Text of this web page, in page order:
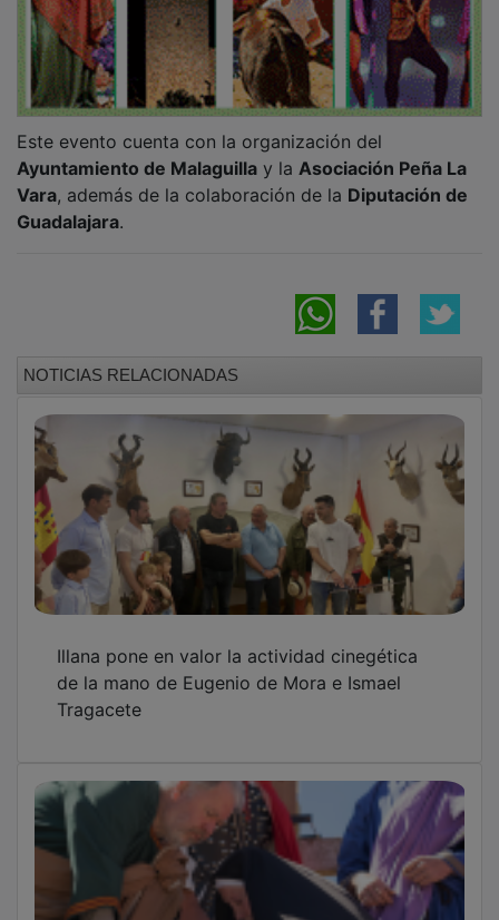
Ayuntamiento de Malaguilla y laAsociación Peña La
Vara, además de la colaboración de laDiputación de
Guadalajara.
de la mano de Eugenio de Mora e Ismael
Tragacete